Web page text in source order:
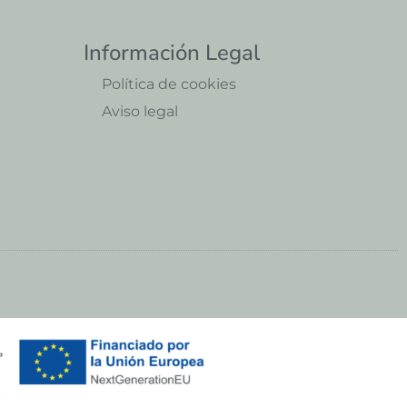
Información Legal
Política de cookies
Aviso legal